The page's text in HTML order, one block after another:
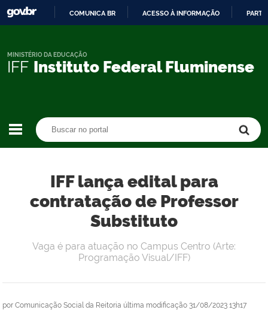
CONTEÚDO
COMUNICA BR ACESSO À INFORMAÇÃO
IFF Instituto Federal Fluminense
MINISTÉRIO DA EDUCAÇÃO
IFF lança edital para
contratação de Professor
Substituto
por Comunicação Social da Reitoria última modificação 31/08/2023 13h17
Vaga é para atuação no Campus Centro (Arte:
Programação Visual/IFF)